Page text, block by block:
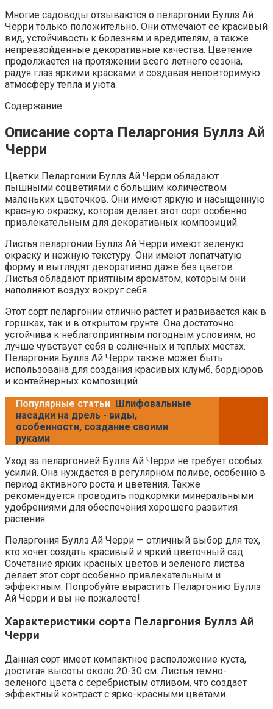
Многие садоводы отзываются о пеларгонии Буллз Ай
Черри только положительно. Они отмечают ее красивый
вид, устойчивость к болезням и вредителям, а также
непревзойденные декоративные качества. Цветение
продолжается на протяжении всего летнего сезона,
радуя глаз яркими красками и создавая неповторимую
атмосферу тепла и уюта.
Содержание
Описание сорта Пеларгония Буллз Ай
Черри
Цветки Пеларгонии Буллз Ай Черри обладают
пышными соцветиями с большим количеством
маленьких цветочков. Они имеют яркую и насыщенную
красную окраску, которая делает этот сорт особенно
привлекательным для декоративных композиций.
Листья пеларгонии Буллз Ай Черри имеют зеленую
окраску и нежную текстуру. Они имеют лопатчатую
форму и выглядят декоративно даже без цветов.
Листья обладают приятным ароматом, которым они
наполняют воздух вокруг себя.
Этот сорт пеларгонии отлично растет и развивается как в
горшках, так и в открытом грунте. Она достаточно
устойчива к неблагоприятным погодным условиям, но
лучше чувствует себя в солнечных и теплых местах.
Пеларгония Буллз Ай Черри также может быть
использована для создания красивых клумб, бордюров
и контейнерных композиций.
Популярные статьи Шлифовальные
насадки на дрель - виды,
особенности, создание своими
руками
Уход за пеларгонией Буллз Ай Черри не требует особых
усилий. Она нуждается в регулярном поливе, особенно в
период активного роста и цветения. Также
рекомендуется проводить подкормки минеральными
удобрениями для обеспечения хорошего развития
растения.
Пеларгония Буллз Ай Черри — отличный выбор для тех,
кто хочет создать красивый и яркий цветочный сад.
Сочетание ярких красных цветов и зеленого листва
делает этот сорт особенно привлекательным и
эффектным. Попробуйте вырастить Пеларгонию Буллз
Ай Черри и вы не пожалеете!
Характеристики сорта Пеларгония Буллз Ай
Черри
Данная сорт имеет компактное расположение куста,
достигая высоты около 20-30 см. Листья темно-
зеленого цвета с серебристым отливом, что создает
эффектный контраст с ярко-красными цветами.